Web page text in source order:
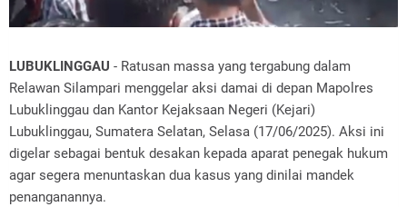
LUBUKLINGGAU - Ratusan massa yang tergabung dalam
Relawan Silampari menggelar aksi damai di depan Mapolres
Lubuklinggau dan Kantor Kejaksaan Negeri (Kejari)
Lubuklinggau, Sumatera Selatan, Selasa (17/06/2025). Aksi ini
digelar sebagai bentuk desakan kepada aparat penegak hukum
agar segera menuntaskan dua kasus yang dinilai mandek
penanganannya.